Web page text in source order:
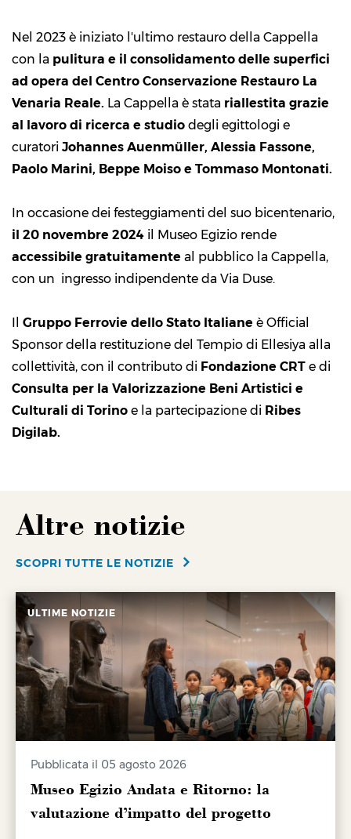
Nel 2023 è iniziato l'ultimo restauro della Cappella
con la pulitura e il consolidamento delle superfici
ad opera del Centro Conservazione Restauro La
Venaria Reale. La Cappella è stata riallestita grazie
al lavoro di ricerca e studio degli egittologi e
curatori Johannes Auenmüller, Alessia Fassone,
Paolo Marini, Beppe Moiso e Tommaso Montonati.
In occasione dei festeggiamenti del suo bicentenario,
il 20 novembre 2024 il Museo Egizio rende
accessibile gratuitamente al pubblico la Cappella,
con un ingresso indipendente da Via Duse.
Il Gruppo Ferrovie dello Stato Italiane è Official
Sponsor della restituzione del Tempio di Ellesiya alla
collettività, con il contributo di Fondazione CRT e di
Consulta per la Valorizzazione Beni Artistici e
Culturali di Torino e la partecipazione di Ribes
Digilab.
Altre notizie
SCOPRI TUTTE LE NOTIZIE
ULTIME NOTIZIE
Pubblicata il 05 agosto 2026
Museo Egizio Andata e Ritorno: la
valutazione d’impatto del progetto